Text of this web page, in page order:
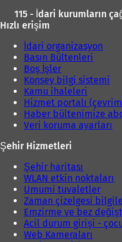
115 - İdari kurumların
Hızlı erişim
İdari organizasyon
Basın Bültenleri
Boş İşler
Konsey bilgi sistemi
Kamu ihaleleri
Hizmet portalı
Haber bültenimize
Veri koruma ayarları
Şehir Hizmetleri
Şehir haritası
WLAN etkin noktaları
Umumi tuvaletler
Zaman çizelgesi
Emzirme ve bez
Acil durum girişi -
Web Kameraları